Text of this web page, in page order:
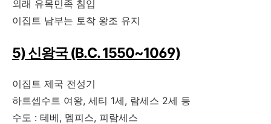
외래 유목민족 침입
이집트 남부는 토착 왕조 유지
5) 신왕국 (B.C. 1550~1069)
이집트 제국 전성기
하트셉수트 여왕, 세티 1세, 람세스 2세 등
수도 : 테베, 멤피스, 피람세스